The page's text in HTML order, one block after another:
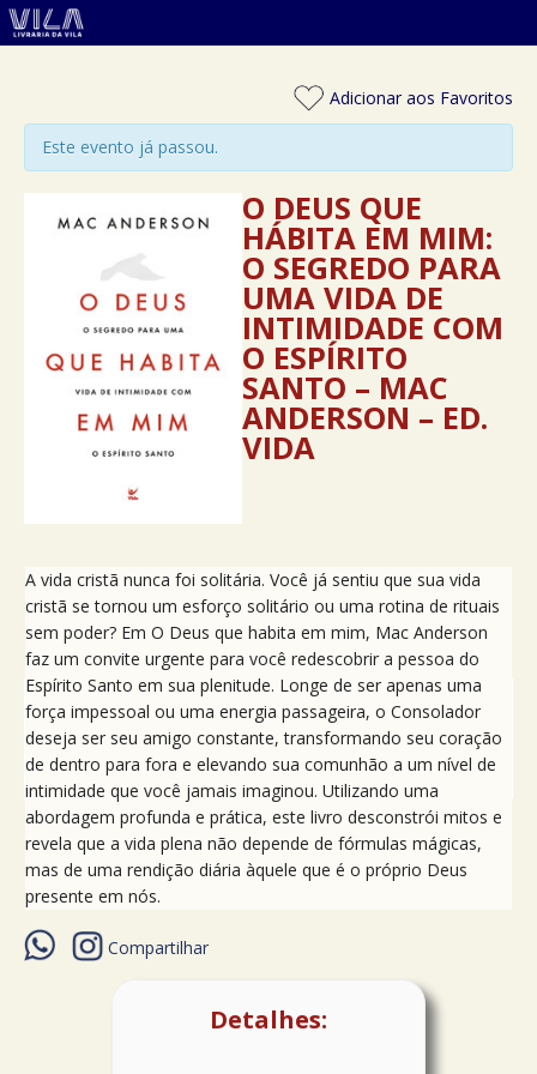
Adicionar aos Favoritos
Este evento já passou.
O DEUS QUE
HÁBITA EM MIM:
O SEGREDO PARA
UMA VIDA DE
INTIMIDADE COM
O ESPÍRITO
SANTO – MAC
ANDERSON – ED.
VIDA
A vida cristã nunca foi solitária. Você já sentiu que sua vida
cristã se tornou um esforço solitário ou uma rotina de rituais
sem poder? Em O Deus que habita em mim, Mac Anderson
faz um convite urgente para você redescobrir a pessoa do
Espírito Santo em sua plenitude. Longe de ser apenas uma
força impessoal ou uma energia passageira, o Consolador
deseja ser seu amigo constante, transformando seu coração
de dentro para fora e elevando sua comunhão a um nível de
intimidade que você jamais imaginou. Utilizando uma
abordagem profunda e prática, este livro desconstrói mitos e
revela que a vida plena não depende de fórmulas mágicas,
mas de uma rendição diária àquele que é o próprio Deus
presente em nós.
Compartilhar
Detalhes: